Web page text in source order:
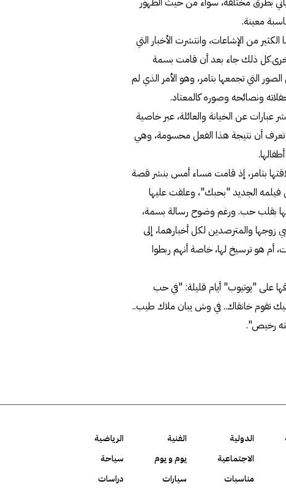
معينة.
من الإشاعات، وانتشرت الأخبار التي
أخرى.كل ذلك جاء بعد أن قامت بسمة
التي تجمعها بتامر، وهو الأمر الذي لم
ونصائحه وصوره كالمعتاد.
عن الخيانة والعائلة، عبر خاصية
أن نتيجة هذا الفعل محسومة، وهي
بتامر، إذ قامت مساء أمس بنشر قصة
فيلمه الجديد "بحبك"، وعلقت عليها
بقلب حب. ورغم وضوح رسالة بسمة،
زوجها والمترصدين لكل أخبارهما، إلى
أم هو ترسيخ لها، خاصة أنهم ربطوا
على "يوتيوب" أيام قليلة: "في حب
تقوم خانقاك.. في وش يبان ملاك طيب..
رخيص".
الدولية الفنية
الرياضية
الاجتماعية يوم و يوم
سياحة
مناسبات سيارات
دراسات